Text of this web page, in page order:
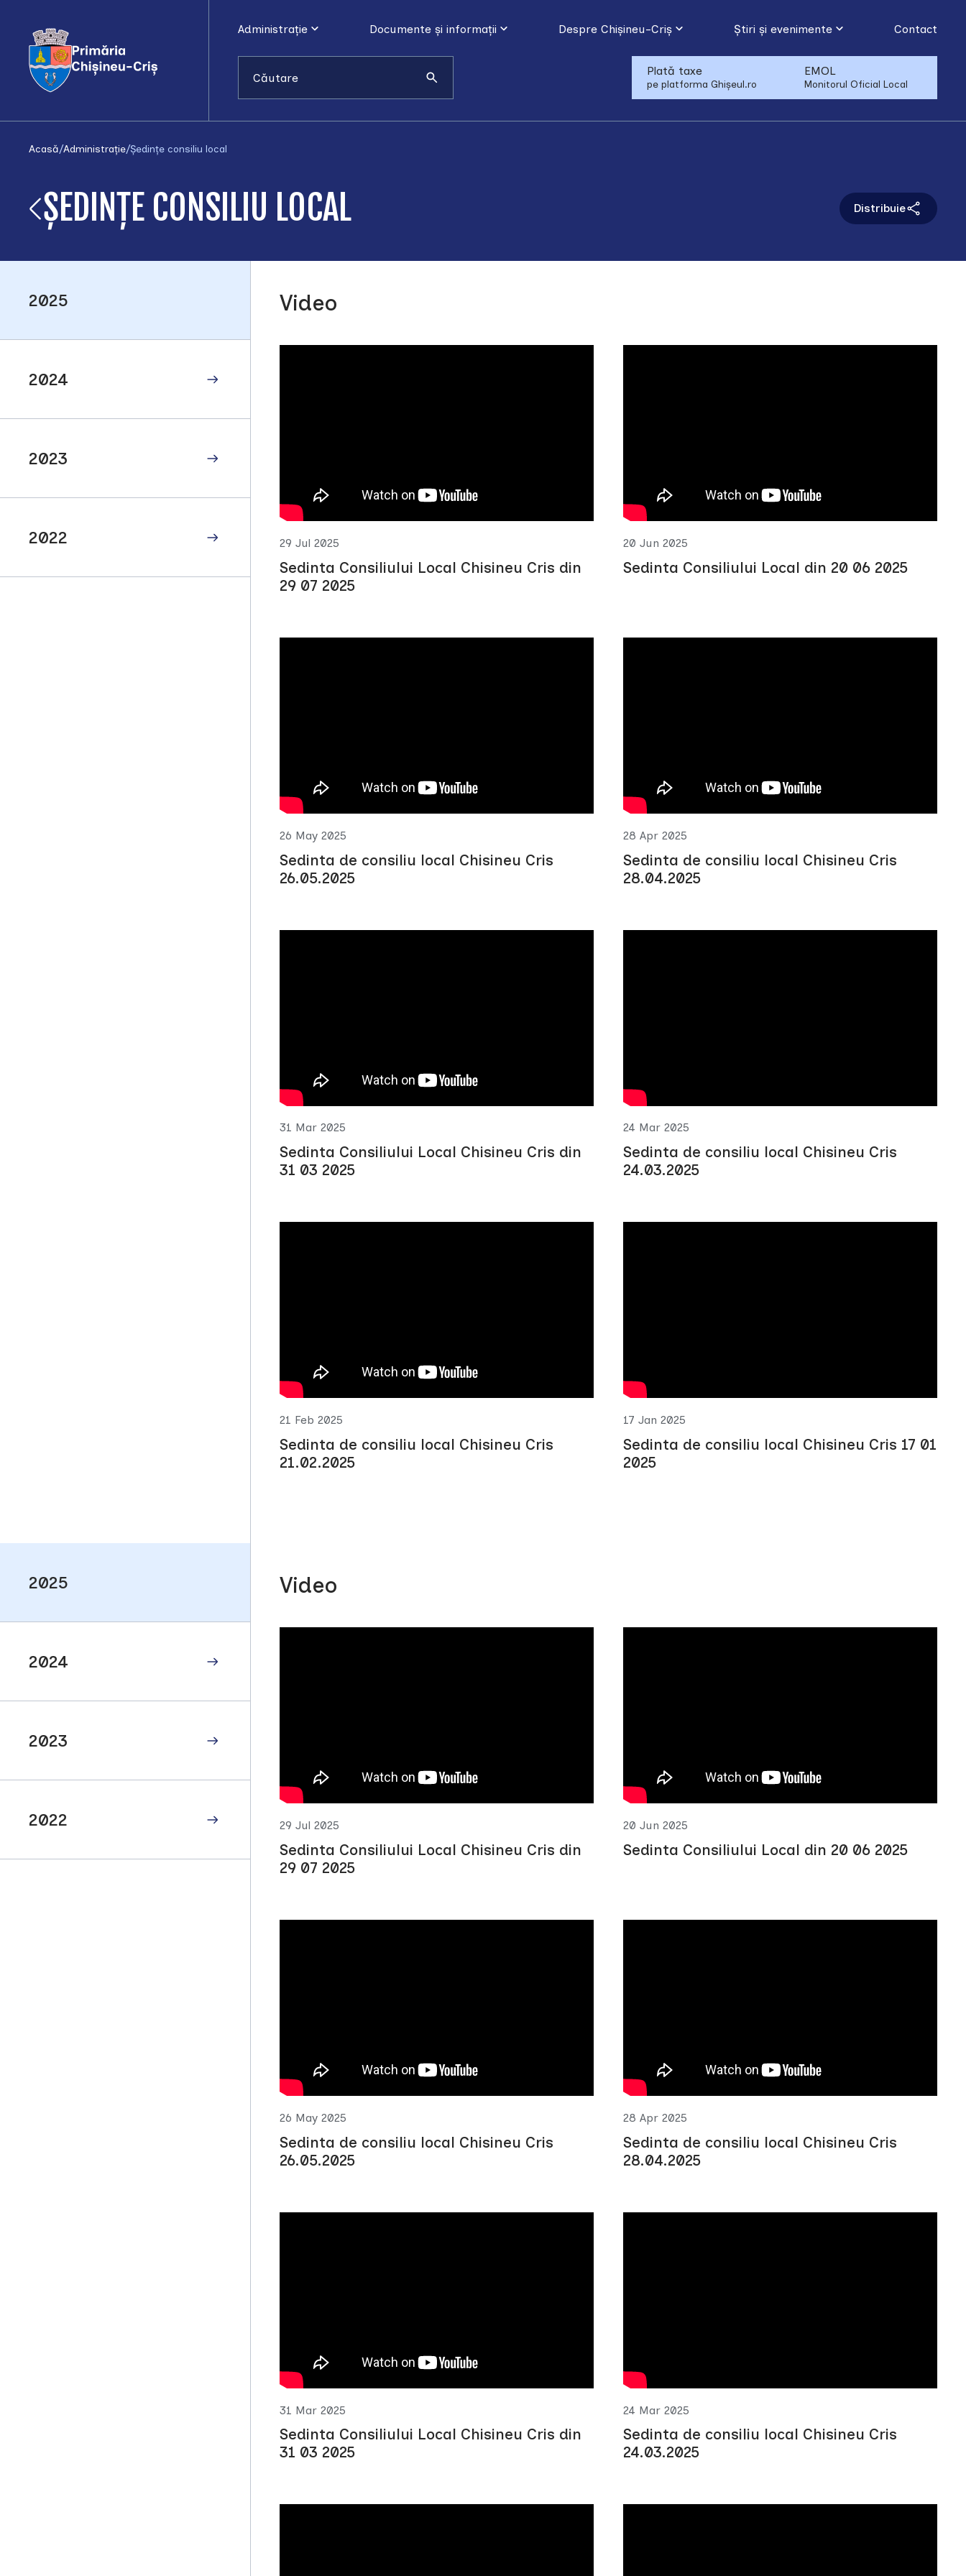
Administrație Documente și informații Despre Chișineu-Criș Știri și evenimente Contact
Plată taxe
pe platforma Ghișeul.ro
EMOL
Monitorul Oficial Local
Acasă/Administrație/Ședințe consiliu local
ȘEDINȚE CONSILIU LOCAL Distribuie
2025
2024
2023
2022
Video
Sedinta Consiliului Local Chisineu Cris din
29 07 2025
29 Jul 2025
Sedinta Consiliului Local din 20 06 2025
20 Jun 2025
Sedinta de consiliu local Chisineu Cris
26.05.2025
26 May 2025
Sedinta de consiliu local Chisineu Cris
28.04.2025
28 Apr 2025
Sedinta Consiliului Local Chisineu Cris din
31 03 2025
31 Mar 2025
Sedinta de consiliu local Chisineu Cris
24.03.2025
24 Mar 2025
Sedinta de consiliu local Chisineu Cris
21.02.2025
21 Feb 2025
Sedinta de consiliu local Chisineu Cris 17 01
2025
17 Jan 2025
2025
2024
2023
2022
Video
Sedinta Consiliului Local Chisineu Cris din
29 07 2025
29 Jul 2025
Sedinta Consiliului Local din 20 06 2025
20 Jun 2025
Sedinta de consiliu local Chisineu Cris
26.05.2025
26 May 2025
Sedinta de consiliu local Chisineu Cris
28.04.2025
28 Apr 2025
Sedinta Consiliului Local Chisineu Cris din
31 03 2025
31 Mar 2025
Sedinta de consiliu local Chisineu Cris
24.03.2025
24 Mar 2025